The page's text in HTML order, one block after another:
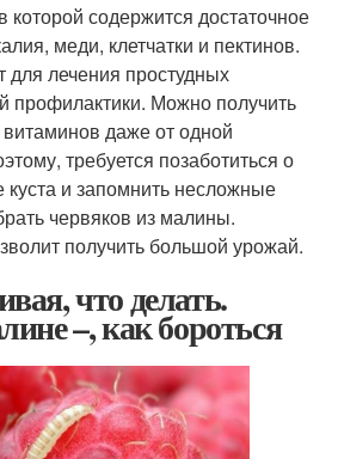
которой содержится достаточное
меди, клетчатки и пектинов.
для лечения простудных
профилактики. Можно получить
даже от одной
требуется позаботиться о
куста и запомнить несложные
червяков из малины.
получить большой урожай.
что делать.
–, как бороться